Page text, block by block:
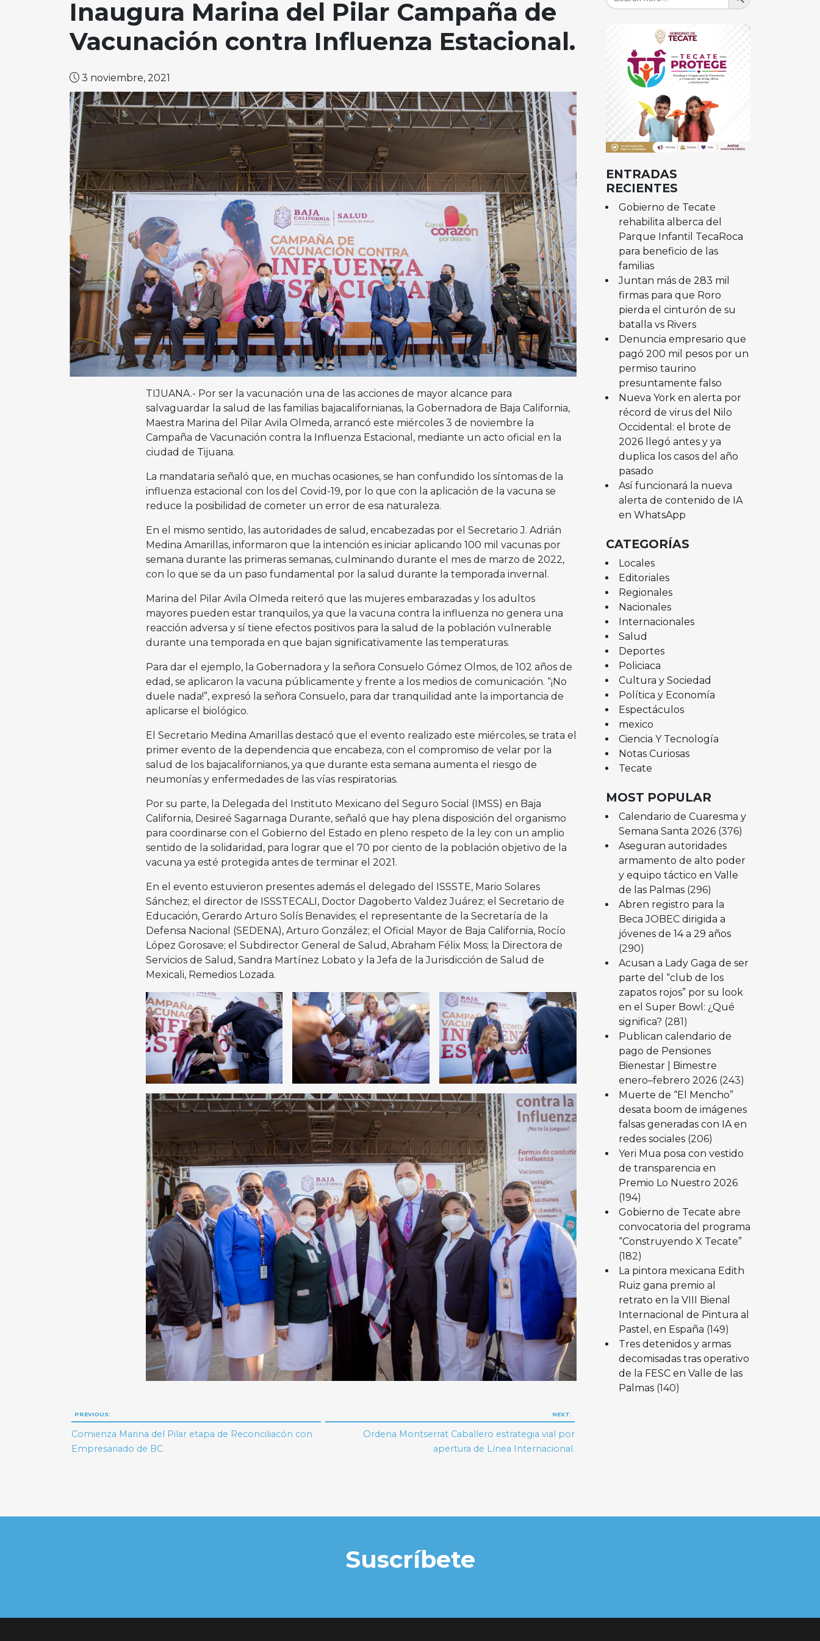
Inaugura Marina del Pilar Campaña de
Vacunación contra Influenza Estacional.
3 noviembre, 2021
TIJUANA.- Por ser la vacunación una de las acciones de mayor alcance para
salvaguardar la salud de las familias bajacalifornianas, la Gobernadora de Baja California,
Maestra Marina del Pilar Avila Olmeda, arrancó este miércoles 3 de noviembre la
Campaña de Vacunación contra la Influenza Estacional, mediante un acto oficial en la
ciudad de Tijuana.
La mandataria señaló que, en muchas ocasiones, se han confundido los síntomas de la
influenza estacional con los del Covid-19, por lo que con la aplicación de la vacuna se
reduce la posibilidad de cometer un error de esa naturaleza.
En el mismo sentido, las autoridades de salud, encabezadas por el Secretario J. Adrián
Medina Amarillas, informaron que la intención es iniciar aplicando 100 mil vacunas por
semana durante las primeras semanas, culminando durante el mes de marzo de 2022,
con lo que se da un paso fundamental por la salud durante la temporada invernal.
Marina del Pilar Avila Olmeda reiteró que las mujeres embarazadas y los adultos
mayores pueden estar tranquilos, ya que la vacuna contra la influenza no genera una
reacción adversa y sí tiene efectos positivos para la salud de la población vulnerable
durante una temporada en que bajan significativamente las temperaturas.
Para dar el ejemplo, la Gobernadora y la señora Consuelo Gómez Olmos, de 102 años de
edad, se aplicaron la vacuna públicamente y frente a los medios de comunicación. “¡No
duele nada!”, expresó la señora Consuelo, para dar tranquilidad ante la importancia de
aplicarse el biológico.
El Secretario Medina Amarillas destacó que el evento realizado este miércoles, se trata el
primer evento de la dependencia que encabeza, con el compromiso de velar por la
salud de los bajacalifornianos, ya que durante esta semana aumenta el riesgo de
neumonías y enfermedades de las vías respiratorias.
Por su parte, la Delegada del Instituto Mexicano del Seguro Social (IMSS) en Baja
California, Desireé Sagarnaga Durante, señaló que hay plena disposición del organismo
para coordinarse con el Gobierno del Estado en pleno respeto de la ley con un amplio
sentido de la solidaridad, para lograr que el 70 por ciento de la población objetivo de la
vacuna ya esté protegida antes de terminar el 2021.
En el evento estuvieron presentes además el delegado del ISSSTE, Mario Solares
Sánchez; el director de ISSSTECALI, Doctor Dagoberto Valdez Juárez; el Secretario de
Educación, Gerardo Arturo Solís Benavides; el representante de la Secretaría de la
Defensa Nacional (SEDENA), Arturo González; el Oficial Mayor de Baja California, Rocío
López Gorosave; el Subdirector General de Salud, Abraham Félix Moss; la Directora de
Servicios de Salud, Sandra Martínez Lobato y la Jefa de la Jurisdicción de Salud de
Mexicali, Remedios Lozada.
Navegación
de
PREVIOUS:
Comienza Marina del Pilar etapa de Reconciliacón con
Empresariado de BC
NEXT:
Ordena Montserrat Caballero estrategia vial por
apertura de Línea Internacional.
ENTRADAS
RECIENTES
Gobierno de Tecate
rehabilita alberca del
Parque Infantil TecaRoca
para beneficio de las
familias
Juntan más de 283 mil
firmas para que Roro
pierda el cinturón de su
batalla vs Rivers
Denuncia empresario que
pagó 200 mil pesos por un
permiso taurino
presuntamente falso
Nueva York en alerta por
récord de virus del Nilo
Occidental: el brote de
2026 llegó antes y ya
duplica los casos del año
pasado
Así funcionará la nueva
alerta de contenido de IA
en WhatsApp
CATEGORÍAS
Locales
Editoriales
Regionales
Nacionales
Internacionales
Salud
Deportes
Policiaca
Cultura y Sociedad
Política y Economía
Espectáculos
mexico
Ciencia Y Tecnología
Notas Curiosas
Tecate
MOST POPULAR
Calendario de Cuaresma y
Semana Santa 2026 (376)
Aseguran autoridades
armamento de alto poder
y equipo táctico en Valle
de las Palmas (296)
Abren registro para la
Beca JOBEC dirigida a
jóvenes de 14 a 29 años
(290)
Acusan a Lady Gaga de ser
parte del “club de los
zapatos rojos” por su look
en el Super Bowl: ¿Qué
significa? (281)
Publican calendario de
pago de Pensiones
Bienestar | Bimestre
enero–febrero 2026 (243)
Muerte de “El Mencho”
desata boom de imágenes
falsas generadas con IA en
redes sociales (206)
Yeri Mua posa con vestido
de transparencia en
Premio Lo Nuestro 2026
(194)
Gobierno de Tecate abre
convocatoria del programa
“Construyendo X Tecate”
(182)
La pintora mexicana Edith
Ruiz gana premio al
retrato en la VIII Bienal
Internacional de Pintura al
Pastel, en España (149)
Tres detenidos y armas
decomisadas tras operativo
de la FESC en Valle de las
Palmas (140)
Suscríbete